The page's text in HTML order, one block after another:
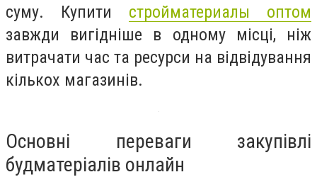
суму. Купити стройматериалы оптом
завжди вигідніше в одному місці, ніж
витрачати час та ресурси на відвідування
кількох магазинів.
Основні переваги закупівлі
будматеріалів онлайн